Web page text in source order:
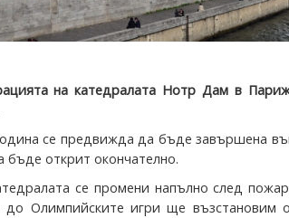
на катедралата Нотр Дам в
се предвижда да бъде завършена
открит окончателно.
се промени напълно след
Олимпийските игри ще възстановим